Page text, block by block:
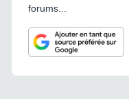
forums...